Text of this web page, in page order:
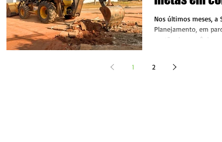
evita
recursos.
Nos últimos meses, a
Planejamento, em
gestão de
1
2